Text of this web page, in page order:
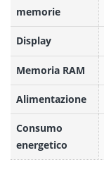
memorie
Display
Memoria RAM
Alimentazione
Consumo
energetico